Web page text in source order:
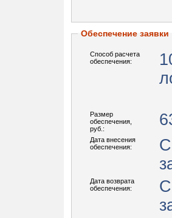
Обеспечение заявки
Способ расчета
обеспечения:
Размер
обеспечения,
руб.:
Дата внесения
обеспечения:
Дата возврата
обеспечения: